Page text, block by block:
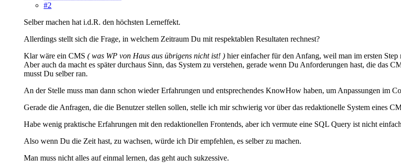
#2
Selber machen hat i.d.R. den höchsten Lerneffekt.
Allerdings stellt sich die Frage, in welchem Zeitraum Du mit respektablen Resultaten rechnest?
Klar wäre ein CMS ( was WP von Haus aus übrigens nicht ist! ) hier einfacher für den Anfang, weil man im ersten
Aber auch da macht es später durchaus Sinn, das System zu verstehen, gerade wenn Du Anforderungen hast, die das
musst Du selber ran.
An der Stelle muss man dann schon wieder Erfahrungen und entsprechendes KnowHow haben, um Anpassungen im
Gerade die Anfragen, die die Benutzer stellen sollen, stelle ich mir schwierig vor über das redaktionelle System eines
Habe wenig praktische Erfahrungen mit den redaktionellen Frontends, aber ich vermute eine SQL Query ist nicht
Also wenn Du die Zeit hast, zu wachsen, würde ich Dir empfehlen, es selber zu machen.
Man muss nicht alles auf einmal lernen, das geht auch sukzessive.